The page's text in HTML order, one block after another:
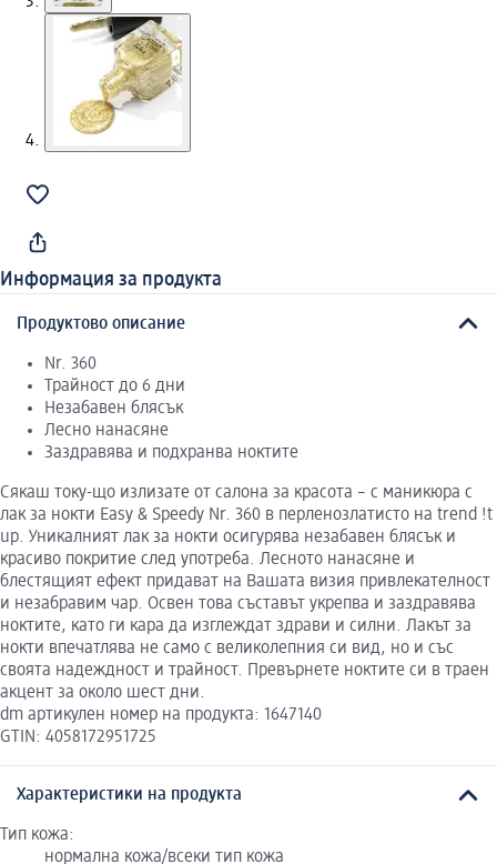
Информация за продукта
Продуктово описание
Nr. 360
Трайност до 6 дни
Незабавен блясък
Лесно нанасяне
Заздравява и подхранва ноктите
Сякаш току-що излизате от салона за красота – с маникюра с
лак за нокти Easy & Speedy Nr. 360 в перленозлатисто на trend !t
up. Уникалният лак за нокти осигурява незабавен блясък и
красиво покритие след употреба. Лесното нанасяне и
блестящият ефект придават на Вашата визия привлекателност
и незабравим чар. Освен това съставът укрепва и заздравява
ноктите, като ги кара да изглеждат здрави и силни. Лакът за
нокти впечатлява не само с великолепния си вид, но и със
своята надеждност и трайност. Превърнете ноктите си в траен
акцент за около шест дни.
dm артикулен номер на продукта: 1647140
GTIN: 4058172951725
Характеристики на продукта
Тип кожа:
нормална кожа/всеки тип кожа